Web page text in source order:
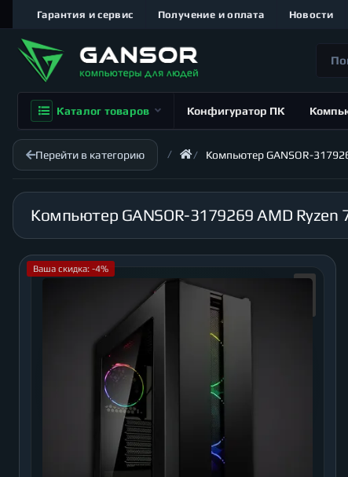
Гарантия и сервис Получение и оплата Новости
Каталог товаров Конфигуратор ПК
Перейти в категорию Компьютер GANSOR-
Ваша скидка: -4%